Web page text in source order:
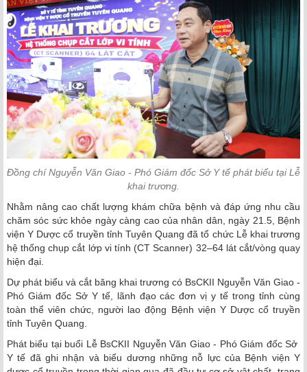
Đồng chí Nguyễn Văn Giao - Phó Giám đốc Sở Y tế phát biểu tại Lễ
khai trương.
Nhằm nâng cao chất lượng khám chữa bệnh và đáp ứng nhu cầu
chăm sóc sức khỏe ngày càng cao của nhân dân, ngày 21.5, Bệnh
viện Y Dược cổ truyền tỉnh Tuyên Quang đã tổ chức Lễ khai trương
hệ thống chụp cắt lớp vi tính (CT Scanner) 32–64 lát cắt/vòng quay
hiện đại.
Dự phát biểu và cắt băng khai trương có BsCKII Nguyễn Văn Giao -
Phó Giám đốc Sở Y tế, lãnh đạo các đơn vị y tế trong tỉnh cùng
toàn thể viên chức, người lao động Bệnh viện Y Dược cổ truyền
tỉnh Tuyên Quang.
Phát biểu tại buổi Lễ BsCKII Nguyễn Văn Giao - Phó Giám đốc Sở
Y tế đã ghi nhận và biểu dương những nỗ lực của Bệnh viện Y